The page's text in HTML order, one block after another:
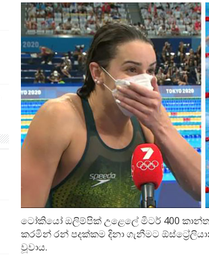
ටෝකියෝ ඔලිම්පික් උළෙලේ මිටර් 400
කරමින් රන් පදක්කම දිනා ගැනීමට
වූවාය.